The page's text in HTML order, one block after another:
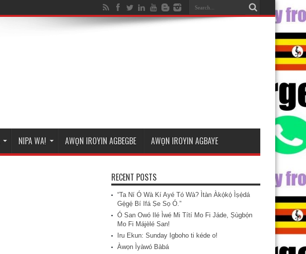
NIPA WA! AWỌN IROYIN AGBEGBE AWỌN IROYIN AGBAYE
RECENT POSTS
“Ta Ní Ó Wà Kí Ayé Tó Wà? Ìtàn Àkọ́kọ́ Ìṣẹ̀dá
Gẹ́gẹ́ Bí Ifá Ṣe Sọ Ó.”
Ó San Owó Ilé Ìwé Mi Títí Mo Fi Jáde, Ṣùgbọ́n
Mo Fi Májèlé San!
Iru Ekun: Sunday Igboho ti kéde o!
Àwọn Ìyàwó Bàbá